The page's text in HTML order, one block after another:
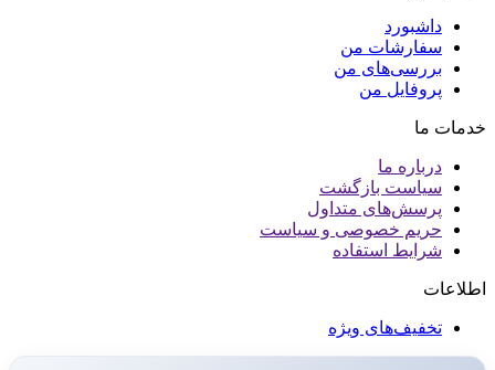
داشبورد
سفارشات من
بررسی‌های من
پروفایل من
خدمات ما
درباره ما
سیاست بازگشت
پرسش‌های متداول
حریم خصوصی و سیاست
شرایط استفاده
اطلاعات
تخفیف‌های ویژه